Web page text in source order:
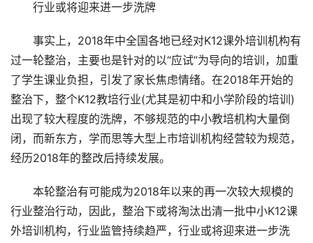
行业或将迎来进一步洗牌
事实上，2018年中全国各地已经对K12课外培训机构有
过一轮整治，主要也是针对的以“应试”为导向的培训，加重
了学生课业负担，引发了家长焦虑情绪。在2018年开始的
整治下，整个K12教培行业(尤其是初中和小学阶段的培训)
出现了较大程度的洗牌，不够规范的中小教培机构大量倒
闭，而新东方，学而思等大型上市培训机构经营较为规范，
经历2018年的整改后持续发展。
本轮整治有可能成为2018年以来的再一次较大规模的
行业整治行动，因此，整治下或将淘汰出清一批中小K12课
外培训机构，行业监管持续趋严，行业或将迎来进一步洗